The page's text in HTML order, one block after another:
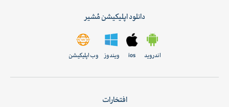
دانلود اپلیکیشن مُشیر
اندروید ios ویندوز وب اپلیکیشن
افتخارات